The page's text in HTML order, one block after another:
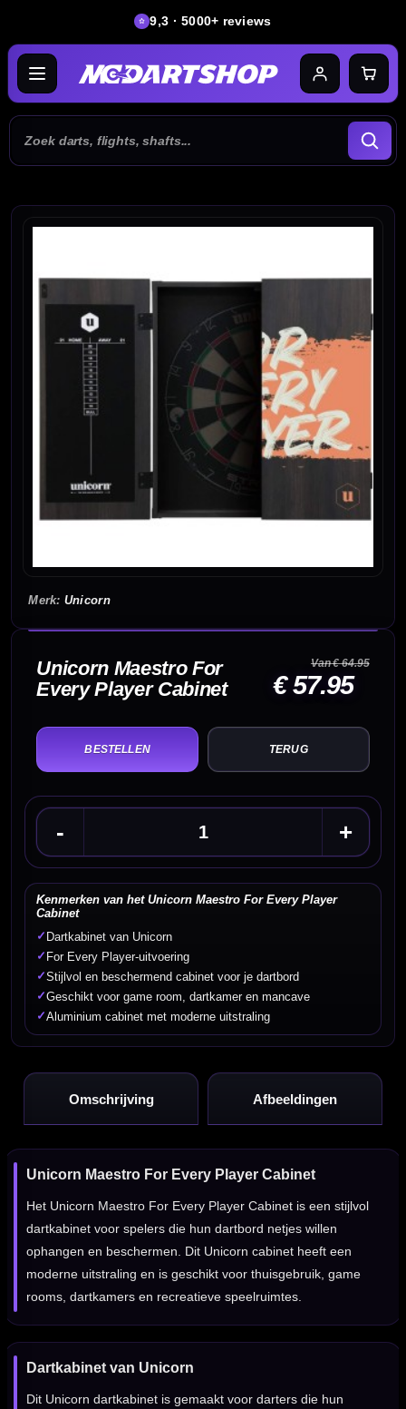
9,3 · 5000+ reviews
Unicorn
Unicorn Maestro For
Every Player Cabinet
Van € 64.95
€ 57.95
TERUG
Kenmerken van het Unicorn Maestro For Every Player
Cabinet
✓ Dartkabinet van Unicorn
✓ For Every Player-uitvoering
✓Stijlvol en beschermend cabinet voor je dartbord
✓Geschikt voor game room, dartkamer en mancave
✓Aluminium cabinet met moderne uitstraling
- +
Omschrijving Afbeeldingen
Unicorn Maestro For Every Player Cabinet
Het Unicorn Maestro For Every Player Cabinet is een stijlvol
dartkabinet voor spelers die hun dartbord netjes willen
ophangen en beschermen. Dit Unicorn cabinet heeft een
moderne uitstraling en is geschikt voor thuisgebruik, game
rooms, dartkamers en recreatieve speelruimtes.
Dartkabinet van Unicorn
Dit Unicorn dartkabinet is gemaakt voor darters die hun